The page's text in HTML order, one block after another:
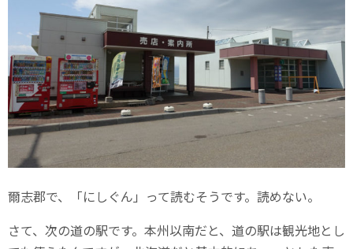
爾志郡で、「にしぐん」って読むそうです。読めない。
さて、次の道の駅です。本州以南だと、道の駅は観光地とし